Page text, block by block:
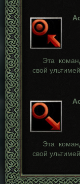
Эта
свой
Эта
свой